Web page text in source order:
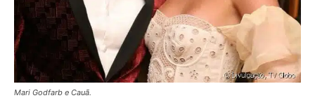
Mari Godfarb e Cauã.